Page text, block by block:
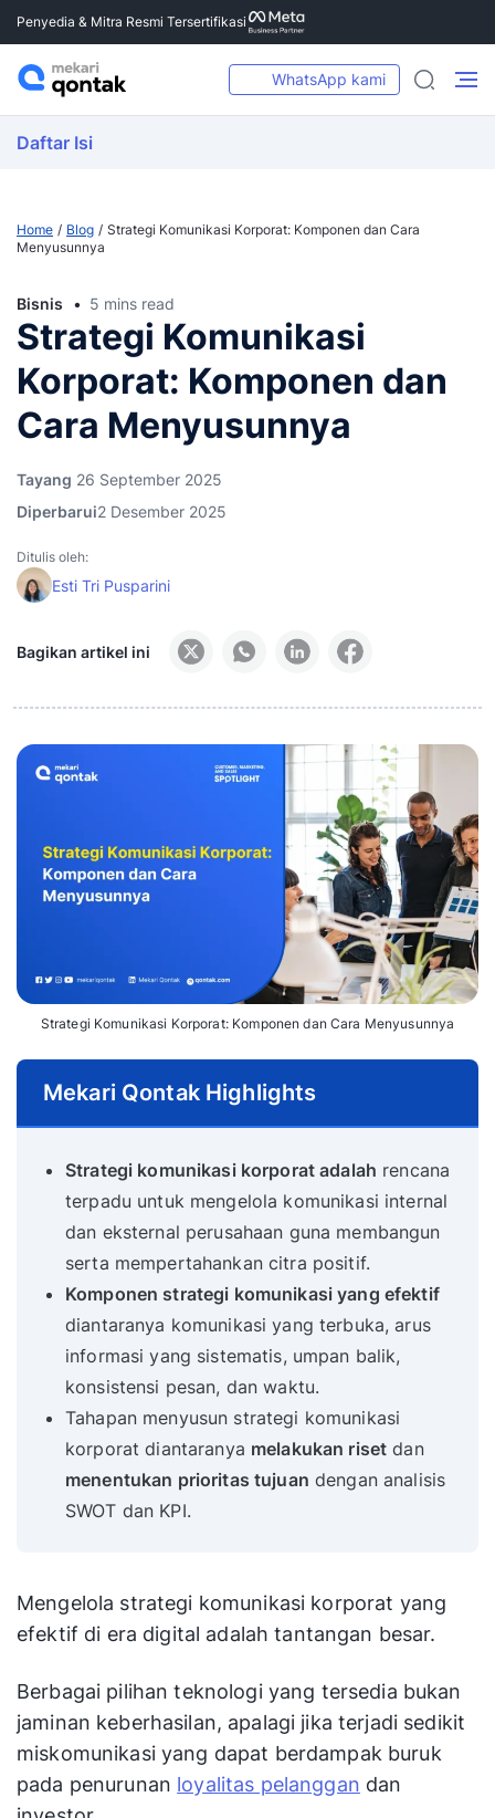
Penyedia & Mitra Resmi Tersertifikasi
WhatsApp kami
Daftar Isi
Home Blog
Strategi Komunikasi Korporat: Komponen dan Cara
Menyusunnya
Bisnis 5 mins read
Strategi Komunikasi
Korporat: Komponen dan
Cara Menyusunnya
Tayang 26 September 2025
Diperbarui2 Desember 2025
Ditulis oleh:
Esti Tri Pusparini
Bagikan artikel ini
Strategi Komunikasi Korporat: Komponen dan Cara Menyusunnya
Mekari Qontak Highlights
Strategi komunikasi korporat adalah rencana
terpadu untuk mengelola komunikasi internal
dan eksternal perusahaan guna membangun
serta mempertahankan citra positif.
Komponen strategi komunikasi yang efektif
diantaranya komunikasi yang terbuka, arus
informasi yang sistematis, umpan balik,
konsistensi pesan, dan waktu.
Tahapan menyusun strategi komunikasi
korporat diantaranya melakukan riset dan
menentukan prioritas tujuan dengan analisis
SWOT dan KPI.
Mengelola strategi komunikasi korporat yang
efektif di era digital adalah tantangan besar.
Berbagai pilihan teknologi yang tersedia bukan
jaminan keberhasilan, apalagi jika terjadi sedikit
miskomunikasi yang dapat berdampak buruk
pada penurunan loyalitas pelanggan dan